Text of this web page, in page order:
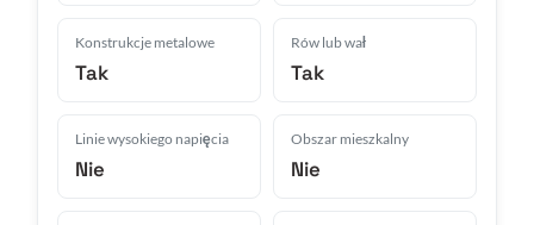
Konstrukcje metalowe
Tak
Rów lub wał
Tak
Linie wysokiego napięcia
Nie
Obszar mieszkalny
Nie